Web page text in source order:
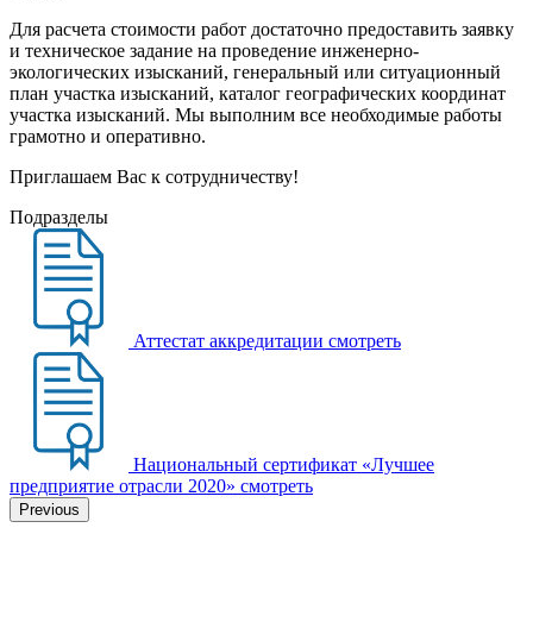
Для расчета стоимости работ достаточно предоставить заявку
и техническое задание на проведение инженерно-
экологических изысканий, генеральный или ситуационный
план участка изысканий, каталог географических координат
участка изысканий. Мы выполним все необходимые работы
грамотно и оперативно.
Приглашаем Вас к сотрудничеству!
Подразделы
Аттестат аккредитации смотреть
Национальный сертификат «Лучшее
предприятие отрасли 2020» смотреть
Previous